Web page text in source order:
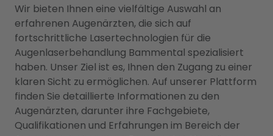
Wir bieten Ihnen eine vielfältige Auswahl an
erfahrenen Augenärzten, die sich auf
fortschrittliche Lasertechnologien für die
Augenlaserbehandlung Bammental spezialisiert
haben. Unser Ziel ist es, Ihnen den Zugang zu einer
klaren Sicht zu ermöglichen. Auf unserer Plattform
finden Sie detaillierte Informationen zu den
Augenärzten, darunter ihre Fachgebiete,
Qualifikationen und Erfahrungen im Bereich der